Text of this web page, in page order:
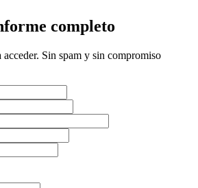
completo
acceder. Sin spam y sin compromiso